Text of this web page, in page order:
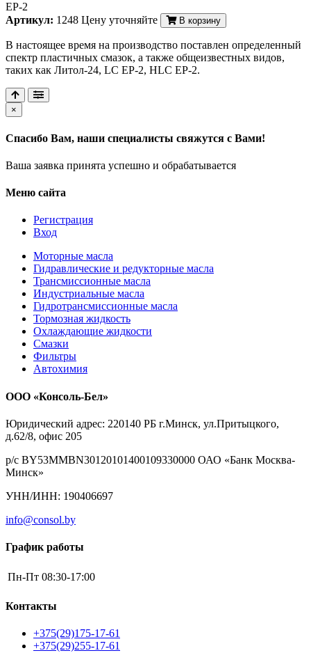
EP-2
Артикул: 1248 Цену уточняйте В корзину
В настоящее время на производство поставлен определенный
спектр пластичных смазок, а также общеизвестных видов,
таких как Литол-24, LC EP-2, HLC EP-2.
×
Спасибо Вам, наши специалисты свяжутся с Вами!
Ваша заявка принята успешно и обрабатывается
Меню сайта
Регистрация
Вход
Моторные масла
Гидравлические и редукторные масла
Трансмиссионные масла
Индустриальные масла
Гидротрансмиссионные масла
Тормозная жидкость
Охлаждающие жидкости
Смазки
Фильтры
Автохимия
ООО «Консоль-Бел»
Юридический адрес: 220140 РБ г.Минск, ул.Притыцкого,
д.62/8, офис 205
р/с BY53MMBN30120101400109330000 ОАО «Банк Москва-
Минск»
УНН/ИНН: 190406697
info@consol.by
График работы
Пн-Пт 08:30-17:00
Контакты
+375(29)175-17-61
+375(29)255-17-61